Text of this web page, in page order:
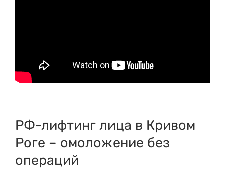
РФ-лифтинг лица в Кривом
Роге – омоложение без
операций